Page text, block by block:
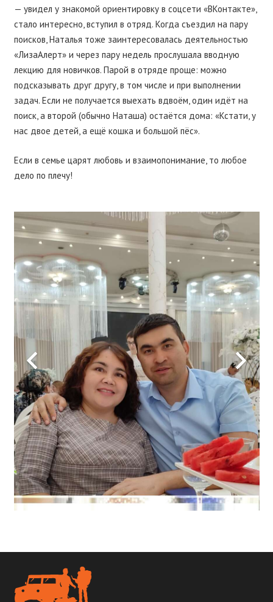
— увидел у знакомой ориентировку в соцсети «ВКонтакте»,
стало интересно, вступил в отряд. Когда съездил на пару
поисков, Наталья тоже заинтересовалась деятельностью
«ЛизаАлерт» и через пару недель прослушала вводную
лекцию для новичков. Парой в отряде проще: можно
подсказывать друг другу, в том числе и при выполнении
задач. Если не получается выехать вдвоём, один идёт на
поиск, а второй (обычно Наташа) остаётся дома: «Кстати, у
нас двое детей, а ещё кошка и большой пёс».
Если в семье царят любовь и взаимопонимание, то любое
дело по плечу!